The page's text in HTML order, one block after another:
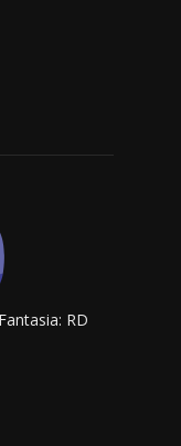
RD